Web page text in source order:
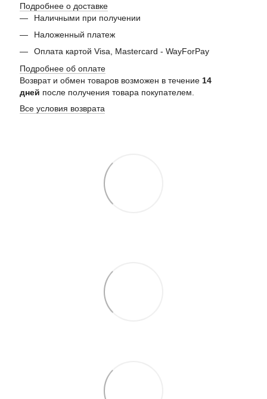
Подробнее о доставке
Наличными при получении
Наложенный платеж
Оплата картой Visa, Mastercard - WayForPay
Подробнее об оплате
Возврат и обмен товаров возможен в течение 14
дней после получения товара покупателем.
Все условия возврата